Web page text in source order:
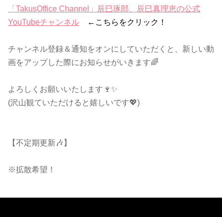
「TakusOffice Channel」辰巳琢郎、辰巳真理恵の公式
YouTubeチャンネル ←こちらをクリック！
チャンネル登録＆通知をオンにしていただくと、新しい動
画をアップした際にお知らせがいきます🌈
よろしくお願いいたします🍷✨
(沢山観ていただけると嬉しいです💖)
【不定期更新🎶】
※拡散希望！